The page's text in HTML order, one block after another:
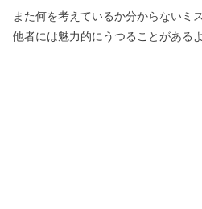
また何を考えているか分からないミ
他者には魅力的にうつることがある